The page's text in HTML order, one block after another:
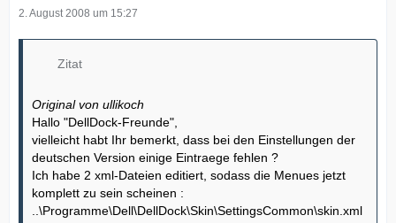
2. August 2008 um 15:27
Zitat
Original von ullikoch
Hallo "DellDock-Freunde",
vielleicht habt Ihr bemerkt, dass bei den Einstellungen der
deutschen Version einige Eintraege fehlen ?
Ich habe 2 xml-Dateien editiert, sodass die Menues jetzt
komplett zu sein scheinen :
..\Programme\Dell\DellDock\Skin\SettingsCommon\skin.xml